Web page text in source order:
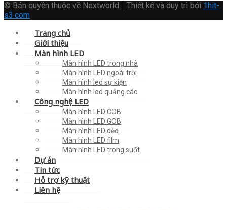
© Bản quyền thuộc về Nextworld
Thiết kế và duy trì bởi 1hit-
s3.com
Trang chủ
Giới thiệu
Màn hình LED
Màn hình LED trong nhà
Màn hình LED ngoài trời
Màn hình led sự kiện
Màn hình led quảng cáo
Công nghệ LED
Màn hình LED COB
Màn hình LED GOB
Màn hình LED dẻo
Màn hình LED film
Màn hình LED trong suốt
Dự án
Tin tức
Hỗ trợ kỹ thuật
Liên hệ